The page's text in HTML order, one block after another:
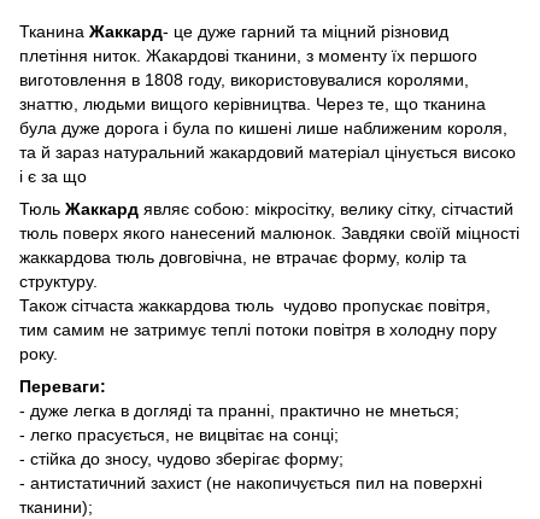
Тканина Жаккард- це дуже гарний та міцний різновид
плетіння ниток. Жакардові тканини, з моменту їх першого
виготовлення в 1808 году, використовувалися королями,
знаттю, людьми вищого керівництва. Через те, що тканина
була дуже дорога і була по кишені лише наближеним короля,
та й зараз натуральний жакардовий матеріал цінується високо
і є за що
Тюль Жаккард являє собою: мікросітку, велику сітку, сітчастий
тюль поверх якого нанесений малюнок. Завдяки своїй міцності
жаккардова тюль довговічна, не втрачає форму, колір та
структуру.
Також сітчаста жаккардова тюль чудово пропускає повітря,
тим самим не затримує теплі потоки повітря в холодну пору
року.
Переваги:
- дуже легка в догляді та пранні, практично не мнеться;
- легко прасується, не вицвітає на сонці;
- стійка до зносу, чудово зберігає форму;
- антистатичний захист (не накопичується пил на поверхні
тканини);